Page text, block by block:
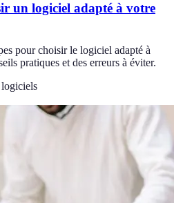
un logiciel adapté à votre
pour choisir le logiciel adapté à
pratiques et des erreurs à éviter.